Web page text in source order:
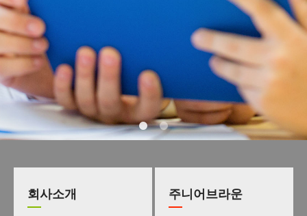
회사소개 주니어브라운